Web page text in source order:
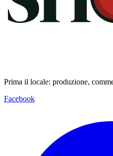
Prima il locale: produzione,
Facebook